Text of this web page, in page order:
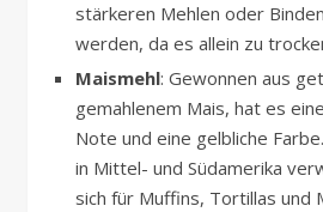
stärkeren Mehlen oder
werden, da es allein zu
Maismehl: Gewonnen aus
gemahlenem Mais, hat es
Note und eine gelbliche
in Mittel- und Südamerika
sich für Muffins, Tortillas und